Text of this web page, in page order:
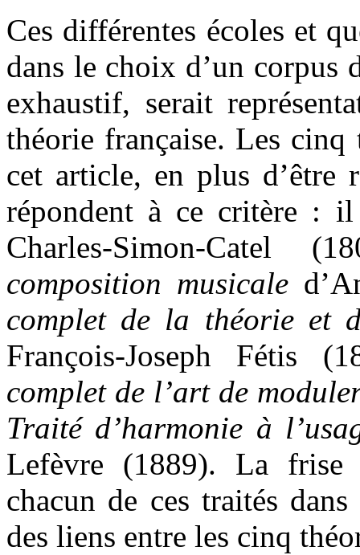
Ces différentes écoles et
dans le choix d’un corpus
exhaustif, serait
théorie française. Les cinq
cet article, en plus d’être
répondent à ce critère :
Charles-Simon-Catel
composition musicale
complet de la théorie et
François-Joseph Fétis
complet de l’art de
Traité d’harmonie à
Lefèvre (1889). La frise
chacun de ces traités
des liens entre les cinq